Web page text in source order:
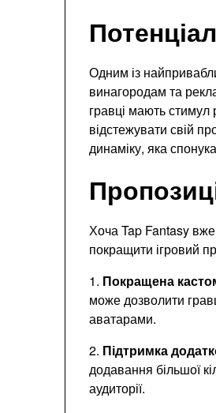
Одним із
винагородам та
гравці мають стимул
відстежувати свій
динаміку, яка
Хоча Tap Fantasy
покращити ігровий
1. Покращена
може дозволити
аватарами.
2. Підтримка
додавання більшої
аудиторії.